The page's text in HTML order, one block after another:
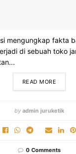
mengungkap fakta
di sebuah toko
READ MORE
by admin juruketik
0 Comments